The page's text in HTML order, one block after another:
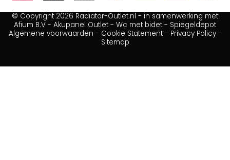
© Copyright 2026 Radiator-Outlet.nl - in samenwerking met
Afium B.V - Akupanel Outlet - Wc met bidet - Spiegeldepot
Algemene voorwaarden - Cookie Statement- Privacy Policy-
Sitemap